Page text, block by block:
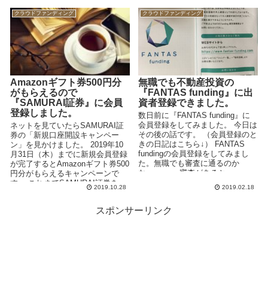
クラウドファンディング
Amazonギフト券500円分
がもらえるので
『SAMURAI証券』に会員
登録しました。
ネットを見ていたらSAMURAI証
券の「新規口座開設キャンペー
ン」を見かけました。 2019年10
月31日（木）までに新規会員登録
が完了するとAmazonギフト券500
円分がもらえるキャンペーンで
す。 これまでSAMURAI証券を
2019.10.28
クラウドファンディング
無職でも不動産投資の
『FANTAS funding』に出
資者登録できました。
数日前に『FANTAS funding』に
会員登録をしてみました。 今日は
その後の話です。 （会員登録のと
きの日記はこちら↓） FANTAS
fundingの会員登録をしてみまし
た。無職でも審査に通るのか
な・・・。 審査があると...
2019.02.18
スポンサーリンク